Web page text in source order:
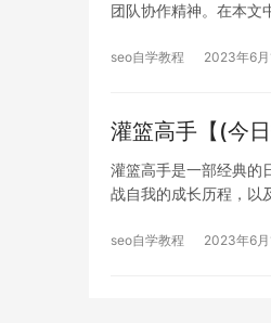
团队协作精神。在本文
seo自学教程 2023年6月
灌篮高手【(今日
灌篮高手是一部经典的
战自我的成长历程，以
seo自学教程 2023年6月